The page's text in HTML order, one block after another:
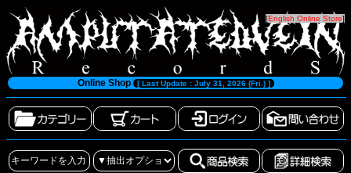
[English Online Store]
Online Shop [ Last Update : July 31, 2026 (Fri.) ]